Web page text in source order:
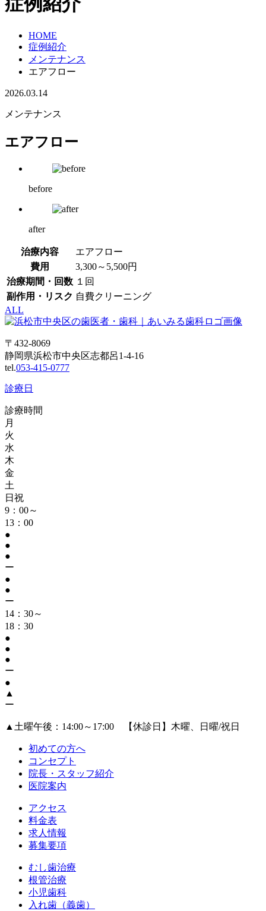
HOME
症例紹介
メンテナンス
エアフロー
2026.03.14
メンテナンス
エアフロー
before
after
治療内容
エアフロー
費用
3,300～5,500円
治療期間・回数 １回
副作用・リスク 自費クリーニング
ALL
〒432-8069
静岡県浜松市中央区志都呂1-4-16
tel.053-415-0777
診療日
診療時間
月
火
水
木
金
土
日祝
9：00～
13：00
●
●
●
ー
●
●
ー
14：30～
18：30
●
●
●
ー
●
▲
ー
▲ 土曜午後：14:00～17:00 【休診日】木曜、日曜/祝日
初めての方へ
コンセプト
院長・スタッフ紹介
医院案内
アクセス
料金表
求人情報
募集要項
むし歯治療
根管治療
小児歯科
入れ歯（義歯）